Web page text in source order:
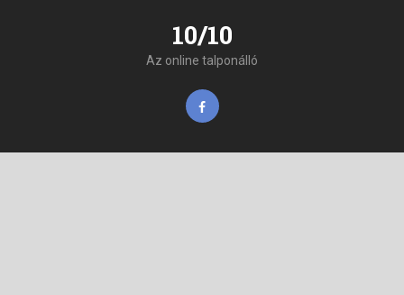
10/10
Az online talponálló